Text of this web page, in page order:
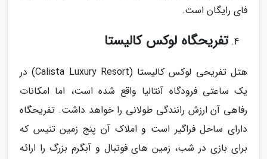
فای رایگان است.
تفریحگاه لوکس کالیستا
هتل تفریحی لوکس کالیستا (Calista Luxury Resort) در
یک ساعتی فرودگاه آنتالیا واقع شده است، اما امکانات
رفاهی آن ارزش رانندگی طولانی را خواهد داشت. تفریحگاه
دارای ساحل فراگیر است و املاک آن پنج زمین تنیس که
برای بازی در شب، زمین های فوتبال و آبگرم بزرگ را ارائه